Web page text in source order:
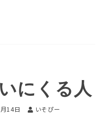
にくる人
14日 いそぴー